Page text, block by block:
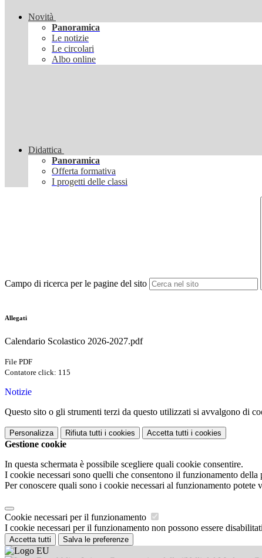
Novità
Panoramica
Le notizie
Le circolari
Albo online
Didattica
Panoramica
Offerta formativa
I progetti delle classi
Campo di ricerca per le pagine del sito
Allegati
Calendario Scolastico 2026-2027.pdf
File PDF
Contatore click: 115
Notizie
Questo sito o gli strumenti terzi da questo utilizzati si avvalgono di
Personalizza Rifiuta tutti i cookies Accetta tutti i cookies
Gestione cookie
In questa schermata è possibile scegliere quali cookie consentire.
I cookie necessari sono quelli che consentono il funzionamento
Per conoscere quali sono i cookie necessari al funzionamento potete
Cookie necessari per il funzionamento
I cookie necessari per il funzionamento non possono essere
Accetta tutti Salva le preferenze